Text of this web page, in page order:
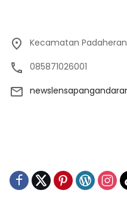
Kecamatan
085871026001